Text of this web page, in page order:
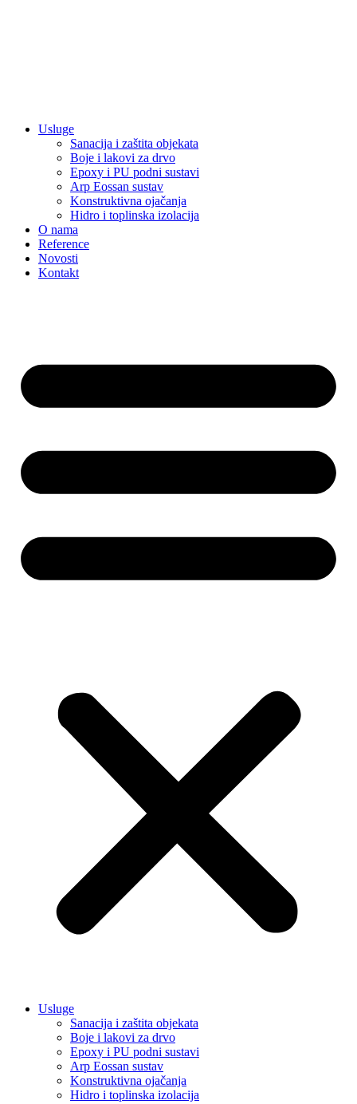
Usluge
Sanacija i zaštita objekata
Boje i lakovi za drvo
Epoxy i PU podni sustavi
Arp Eossan sustav
Konstruktivna ojačanja
Hidro i toplinska izolacija
O nama
Reference
Novosti
Kontakt
Usluge
Sanacija i zaštita objekata
Boje i lakovi za drvo
Epoxy i PU podni sustavi
Arp Eossan sustav
Konstruktivna ojačanja
Hidro i toplinska izolacija